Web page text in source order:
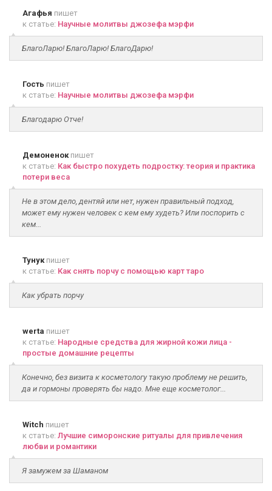
Агафья пишет
к статье: Научные молитвы джозефа мэрфи
БлагоЛарю! БлагоЛарю! БлагоДарю!
Гость пишет
к статье: Научные молитвы джозефа мэрфи
Благодарю Отче!
Демоненокпишет
к статье: Как быстро похудеть подростку: теория и практика
потери веса
Не в этом дело, дентяй или нет, нужен правильный подход,
может ему нужен человек с кем ему худеть? Или поспорить с
кем...
Тунукпишет
к статье: Как снять порчу с помощью карт таро
Как убрать порчу
werta пишет
к статье: Народные средства для жирной кожи лица -
простые домашние рецепты
Конечно, без визита к косметологу такую проблему не решить,
да и гормоны проверять бы надо. Мне еще косметолог...
Witch пишет
к статье: Лучшие симоронские ритуалы для привлечения
любви и романтики
Я замужем за Шаманом